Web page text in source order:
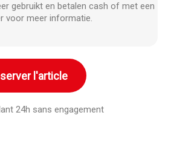
gebruikt en betalen cash of met een
voor meer informatie.
l'article
24h sans engagement